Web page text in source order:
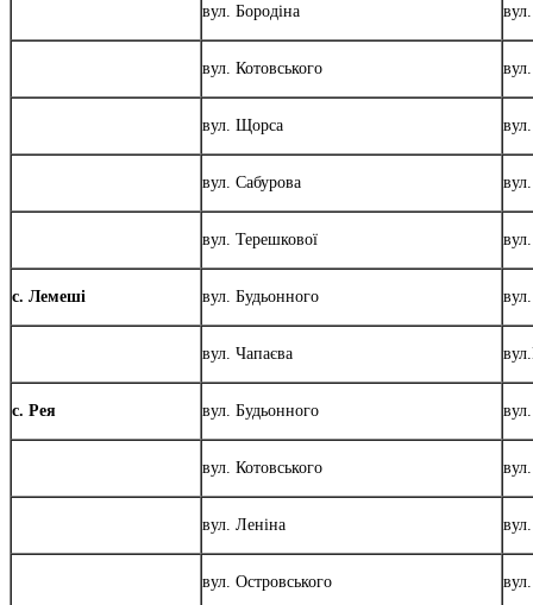
вул. Бородіна
вул. Котовського
вул. Щорса
вул. Сабурова
вул. Терешкової
с. Лемеші вул. Будьонного
вул. Чапаєва
с. Рея вул. Будьонного
вул. Котовського
вул. Леніна
вул. Островського